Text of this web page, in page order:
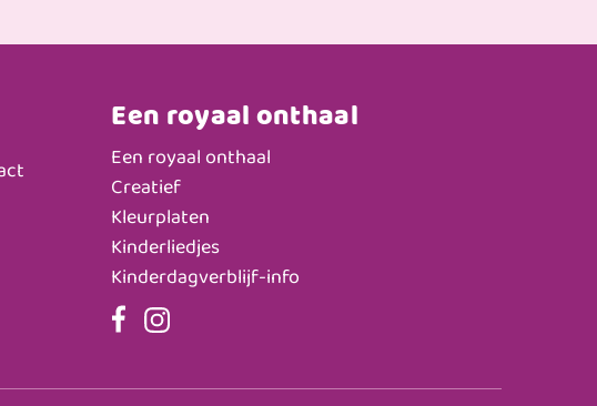
Een royaal onthaal
Een royaal onthaal
Creatief
Kleurplaten
Kinderliedjes
Kinderdagverblijf-info